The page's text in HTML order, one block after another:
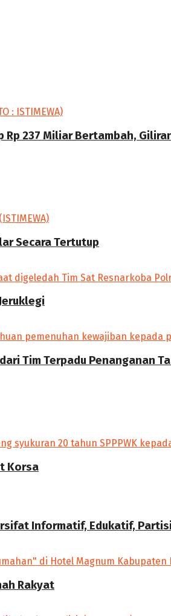
237 Miliar Bertambah,
Secara Tertutup
Tim Terpadu Penanganan
Korsa
Informatif, Edukatif,
Rakyat